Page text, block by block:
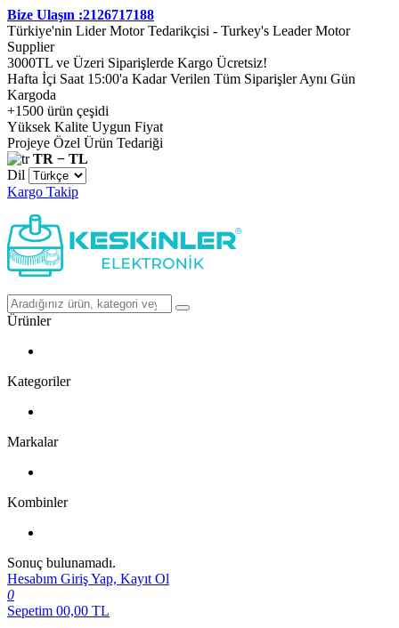
Bize Ulaşın :2126717188
Türkiye'nin Lider Motor Tedarikçisi - Turkey's Leader Motor
Supplier
3000TL ve Üzeri Siparişlerde Kargo Ücretsiz!
Hafta İçi Saat 15:00'a Kadar Verilen Tüm Siparişler Aynı Gün
Kargoda
+1500 ürün çeşidi
Yüksek Kalite Uygun Fiyat
Projeye Özel Ürün Tedariği
TR − TL
Dil
Kargo Takip
Ürünler
Kategoriler
Markalar
Kombinler
Sonuç bulunamadı.
Hesabım Giriş Yap, Kayıt Ol
0
Sepetim 00,00 TL